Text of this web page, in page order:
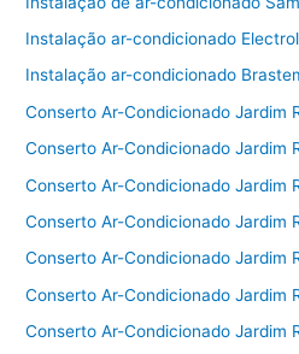
Instalação ar-condicionado
Instalação ar-condicionado
Conserto Ar-Condicionado Jardim
Conserto Ar-Condicionado Jardim
Conserto Ar-Condicionado Jardim
Conserto Ar-Condicionado Jardim
Conserto Ar-Condicionado Jardim
Conserto Ar-Condicionado Jardim
Conserto Ar-Condicionado Jardim